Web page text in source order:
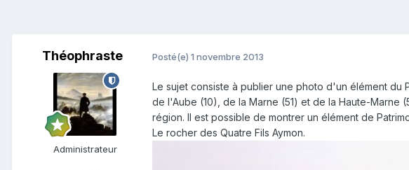
Théophraste
Administrateur
Posté(e) 1 novembre 2013
Le sujet consiste à publier une photo d'un élément du
de l'Aube (10), de la Marne (51) et de la Haute-
région. Il est possible de montrer un élément de
Le rocher des Quatre Fils Aymon.